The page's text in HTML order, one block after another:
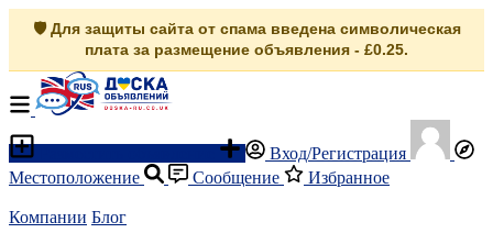
🛡️ Для защиты сайта от спама введена символическая
плата за размещение объявления - £0.25.
Вход/Регистрация
Местоположение
Сообщение Избранное
Компании Блог